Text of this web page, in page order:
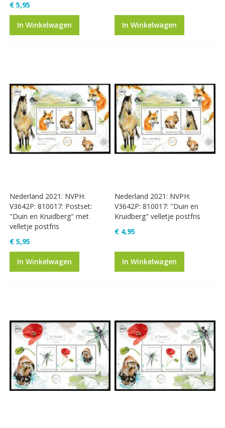
€ 5,95
In Winkelwagen In Winkelwagen
Nederland 2021: NVPH:
V3642P: 810017: Postset:
"Duin en Kruidberg" met
velletje postfris
€ 5,95
In Winkelwagen
Nederland 2021: NVPH:
V3642P: 810017: "Duin en
Kruidberg" velletje postfris
€ 4,95
In Winkelwagen